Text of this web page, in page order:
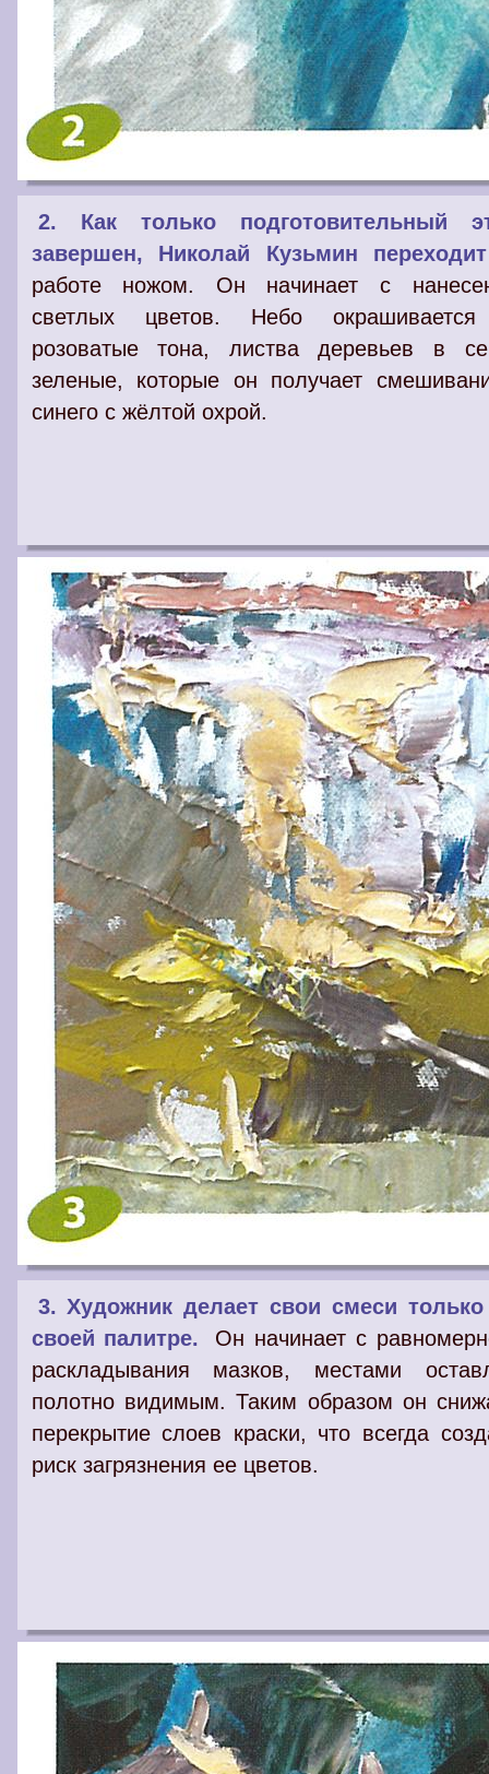
2. Как только подготовительный
завершен, Николай Кузьмин переходит
работе ножом. Он начинает с
светлых цветов. Небо
розоватые тона, листва деревьев в
зеленые, которые он получает
синего с жёлтой охрой.
3. Художник делает свои смеси
своей палитре.
Он начинает с
раскладывания мазков, местами
полотно видимым. Таким образом он
перекрытие слоев краски, что всегда
риск загрязнения ее цветов.